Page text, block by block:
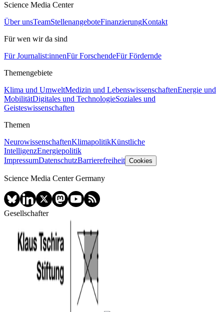
Science Media Center
Über unsTeamStellenangeboteFinanzierungKontakt
Für wen wir da sind
Für Journalist:innenFür ForschendeFür Fördernde
Themengebiete
Klima und UmweltMedizin und LebenswissenschaftenEnergie und
MobilitätDigitales und TechnologieSoziales und
Geisteswissenschaften
Themen
NeurowissenschaftenKlimapolitikKünstliche
IntelligenzEnergiepolitik
ImpressumDatenschutzBarrierefreiheit Cookies
Science Media Center Germany
Gesellschafter